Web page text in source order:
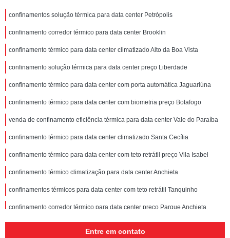
confinamentos solução térmica para data center Petrópolis
confinamento corredor térmico para data center Brooklin
confinamento térmico para data center climatizado Alto da Boa Vista
confinamento solução térmica para data center preço Liberdade
confinamento térmico para data center com porta automática Jaguariúna
confinamento térmico para data center com biometria preço Botafogo
venda de confinamento eficiência térmica para data center Vale do Paraíba
confinamento térmico para data center climatizado Santa Cecília
confinamento térmico para data center com teto retrátil preço Vila Isabel
confinamento térmico climatização para data center Anchieta
confinamentos térmicos para data center com teto retrátil Tanquinho
confinamento corredor térmico para data center preço Parque Anchieta
Entre em contato